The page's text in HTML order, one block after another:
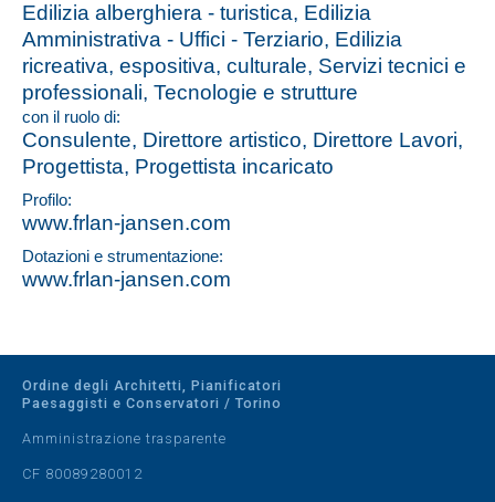
Edilizia alberghiera - turistica, Edilizia
Amministrativa - Uffici - Terziario, Edilizia
ricreativa, espositiva, culturale, Servizi tecnici e
professionali, Tecnologie e strutture
con il ruolo di:
Consulente, Direttore artistico, Direttore Lavori,
Progettista, Progettista incaricato
Profilo:
www.frlan-jansen.com
Dotazioni e strumentazione:
www.frlan-jansen.com
Ordine degli Architetti, Pianificatori
Paesaggisti e Conservatori / Torino
Amministrazione trasparente
CF 80089280012